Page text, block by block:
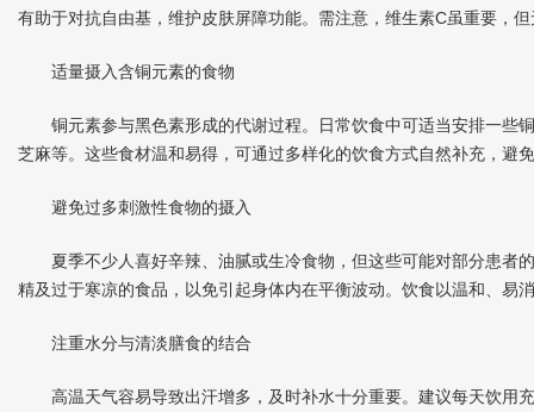
有助于对抗自由基，维护皮肤屏障功能。需注意，维生素C虽重要，
适量摄入含铜元素的食物
铜元素参与黑色素形成的代谢过程。日常饮食中可适当安排一些
芝麻等。这些食材温和易得，可通过多样化的饮食方式自然补充，避
避免过多刺激性食物的摄入
夏季不少人喜好辛辣、油腻或生冷食物，但这些可能对部分患者
精及过于寒凉的食品，以免引起身体内在平衡波动。饮食以温和、易
注重水分与清淡膳食的结合
高温天气容易导致出汗增多，及时补水十分重要。建议每天饮用